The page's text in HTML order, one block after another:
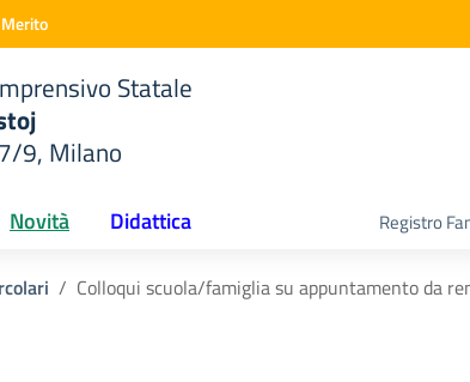
Statale
9, Milano
Novità Didattica Registro
Colloqui scuola/famiglia su appuntamento da